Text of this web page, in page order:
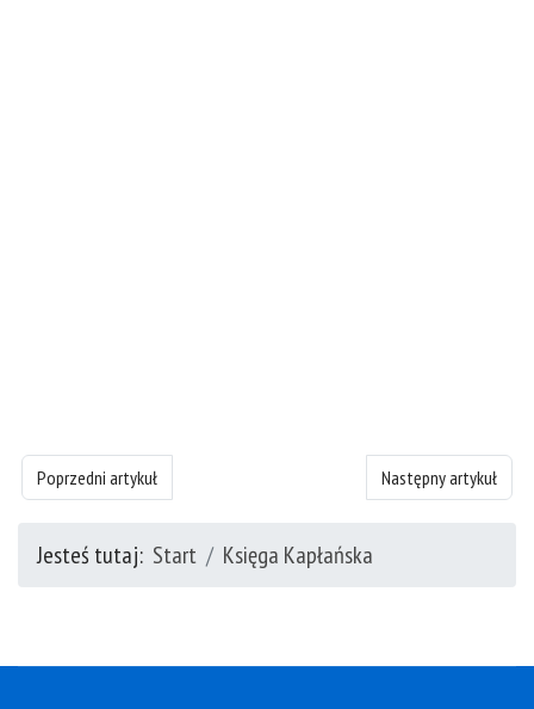
Poprzedni artykuł: Księgę Kapłańska - rozdział 24
Poprzedni artykuł Następny artykuł:
Następny artykuł
Jesteś tutaj: Start Księga Kapłańska